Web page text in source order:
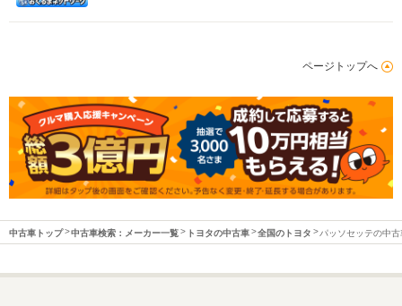
ページトップへ
中古車トップ 中古車検索：メーカー一覧 トヨタの中古車 全国のトヨタ パッソセッテの中古